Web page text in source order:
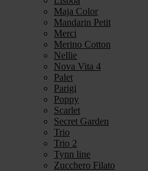
Maja Color
Mandarin Petit
Merci
Merino Cotton
Nellie
Nova Vita 4
Palet
Parigi
Poppy
Scarlet
Secret Garden
Trio
Trio 2
Tynn line
Zucchero Filato